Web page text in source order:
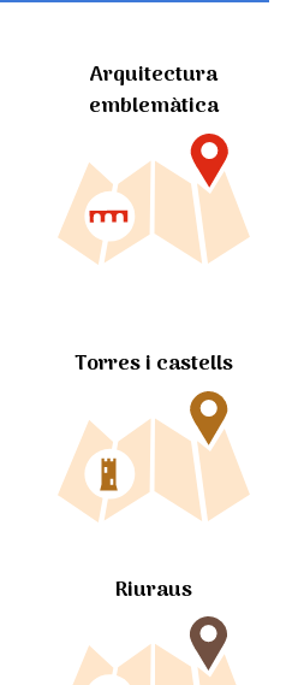
Arquitectura
emblemàtica
Torres i castells
Riuraus